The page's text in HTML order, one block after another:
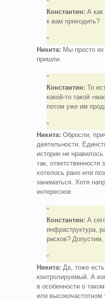
Константин: А как
к вам приходить?
Никита: Мы просто
пришли.
Константин: То
какой‑то такой
потом уже им
Никита: Обросли,
деятельности.
истории не
так, ответственности
хотелось рано или
заниматься. Хотя
интересное.
Константин: А
инфраструктура,
рисков? Допустим,
Никита: Да, тоже
контролируемый. А
в особенности о
или высокочастотном